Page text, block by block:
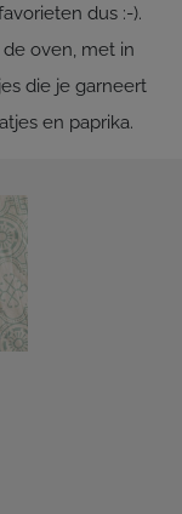
dus :-).
de oven, met in
die je garneert
en paprika.